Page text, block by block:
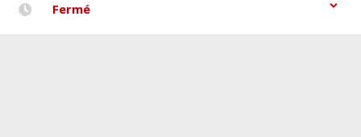
Fermé